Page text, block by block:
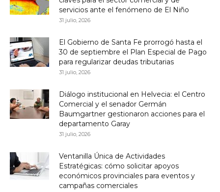
servicios ante el fenómeno de El Niño
31 julio, 2026
El Gobierno de Santa Fe prorrogó hasta el
30 de septiembre el Plan Especial de Pago
para regularizar deudas tributarias
31 julio, 2026
Diálogo institucional en Helvecia: el Centro
Comercial y el senador Germán
Baumgartner gestionaron acciones para el
departamento Garay
31 julio, 2026
Ventanilla Única de Actividades
Estratégicas: cómo solicitar apoyos
económicos provinciales para eventos y
campañas comerciales